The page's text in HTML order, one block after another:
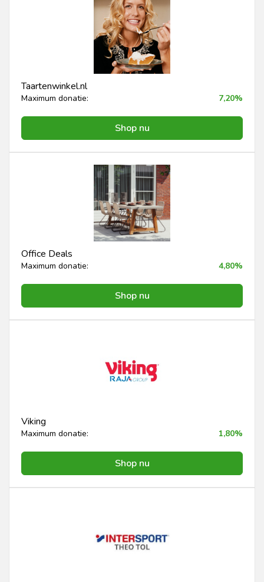
Taartenwinkel.nl
Maximum donatie: 7,20%
Shop nu
Office Deals
Maximum donatie: 4,80%
Shop nu
Viking
Maximum donatie: 1,80%
Shop nu